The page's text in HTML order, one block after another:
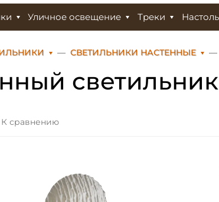
Уличное освещение Треки
СВЕТИЛЬНИКИ НАСТЕННЫЕ
К сравнению